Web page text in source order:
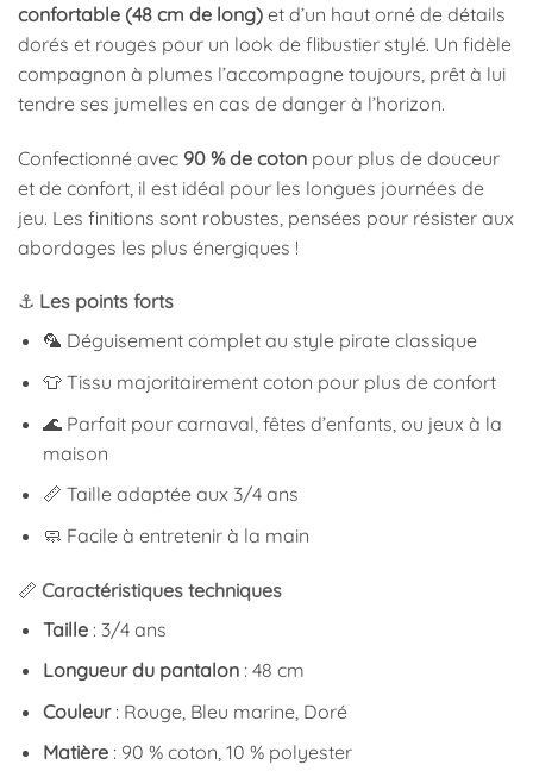
confortable (48 cm de long) et d’un haut orné de détails
dorés et rouges pour un look de flibustier stylé. Un fidèle
compagnon à plumes l’accompagne toujours, prêt à lui
tendre ses jumelles en cas de danger à l’horizon.
Confectionné avec 90 % de coton pour plus de douceur
et de confort, il est idéal pour les longues journées de
jeu. Les finitions sont robustes, pensées pour résister aux
abordages les plus énergiques !
⚓ Les points forts
🦜 Déguisement complet au style pirate classique
👕 Tissu majoritairement coton pour plus de confort
🌊 Parfait pour carnaval, fêtes d’enfants, ou jeux à la
maison
📏 Taille adaptée aux 3/4 ans
🧼 Facile à entretenir à la main
📏 Caractéristiques techniques
Taille: 3/4 ans
Longueur du pantalon: 48 cm
Couleur: Rouge, Bleu marine, Doré
Matière: 90 % coton, 10 % polyester